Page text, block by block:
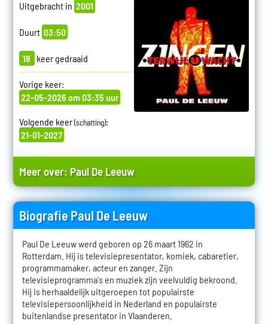
Uitgebracht in 2001
Duurt 03:50
18 keer gedraaid
Vorige keer:
22-05-2026 om 03:35 uur
Volgende keer(schatting):
21-01-2027
Meer over: Paul De Leeuw
Biografie Paul De Leeuw
Paul De Leeuw werd geboren op 26 maart 1962 in
Rotterdam. Hij is televisiepresentator, komiek, cabaretier,
programmamaker, acteur en zanger. Zijn
televisieprogramma's en muziek zijn veelvuldig bekroond.
Hij is herhaaldelijk uitgeroepen tot populairste
televisiepersoonlijkheid in Nederland en populairste
buitenlandse presentator in Vlaanderen.